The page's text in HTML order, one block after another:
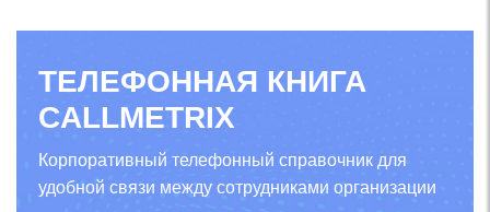
ТЕЛЕФОННАЯ КНИГА
CALLMETRIX
Корпоративный телефонный справочник для
удобной связи между сотрудниками организации